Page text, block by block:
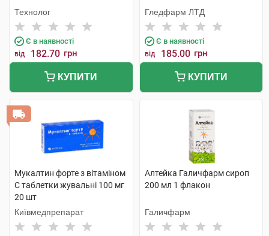
Технолог
Є в наявності
від 182.70 грн
КУПИТИ
Гледфарм ЛТД
Є в наявності
від 185.00 грн
КУПИТИ
Мукалтин форте з вітаміном
C таблетки жувальні 100 мг
20 шт
Київмедпрепарат
Алтейка Галичфарм сироп
200 мл 1 флакон
Галичфарм